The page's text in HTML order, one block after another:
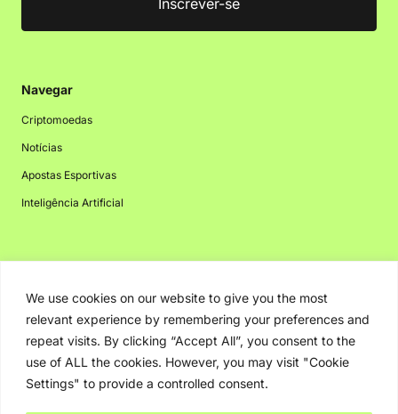
We use cookies on our website to give you the most
relevant experience by remembering your preferences and
repeat visits. By clicking “Accept All”, you consent to the
use of ALL the cookies. However, you may visit "Cookie
Settings" to provide a controlled consent.
Navegar
Criptomoedas
Notícias
Apostas Esportivas
Inteligência Artificial
Notícias
Inteligência Artificial